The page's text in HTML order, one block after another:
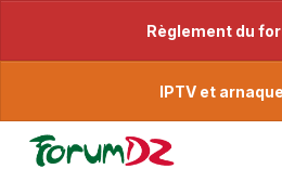
Règlement du
IPTV et